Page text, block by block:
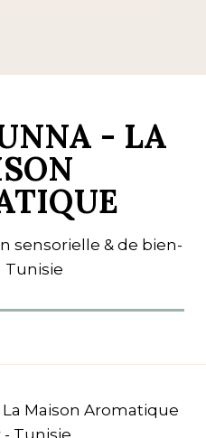
- LA
sensorielle & de bien-
Tunisie
Maison Aromatique